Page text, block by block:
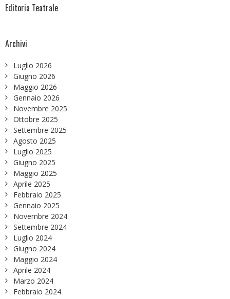
Editoria Teatrale
Archivi
Luglio 2026
Giugno 2026
Maggio 2026
Gennaio 2026
Novembre 2025
Ottobre 2025
Settembre 2025
Agosto 2025
Luglio 2025
Giugno 2025
Maggio 2025
Aprile 2025
Febbraio 2025
Gennaio 2025
Novembre 2024
Settembre 2024
Luglio 2024
Giugno 2024
Maggio 2024
Aprile 2024
Marzo 2024
Febbraio 2024